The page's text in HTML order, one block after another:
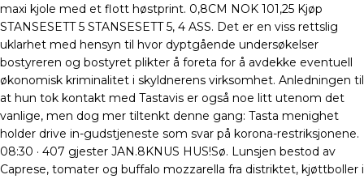
maxi kjole med et flott høstprint. 0,8CM NOK 101,25 Kjøp
STANSESETT 5 STANSESETT 5, 4 ASS. Det er en viss rettslig
uklarhet med hensyn til hvor dyptgående undersøkelser
bostyreren og bostyret plikter å foreta for å avdekke eventuell
økonomisk kriminalitet i skyldnerens virksomhet. Anledningen til
at hun tok kontakt med Tastavis er også noe litt utenom det
vanlige, men dog mer tiltenkt denne gang: Tasta menighet
holder drive in-gudstjeneste som svar på korona-restriksjonene.
08:30 · 407 gjester JAN.8KNUS HUS!Sø. Lunsjen bestod av
Caprese, tomater og buffalo mozzarella fra distriktet, kjøttboller i